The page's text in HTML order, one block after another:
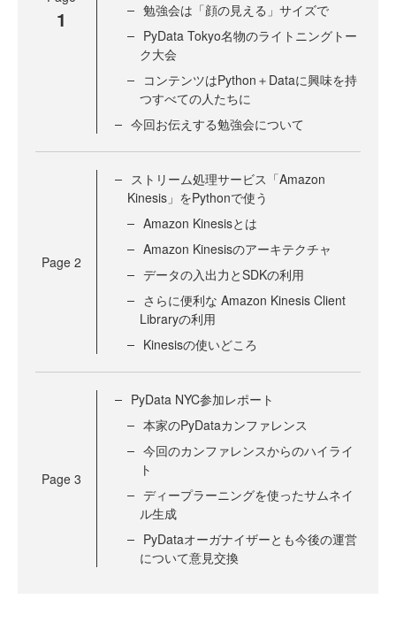
1
勉強会は「顔の見える」サイズで
PyData Tokyo名物のライトニングトー
ク大会
コンテンツはPython＋Dataに興味を持
つすべての人たちに
今回お伝えする勉強会について
Page 2
ストリーム処理サービス「Amazon
Kinesis」をPythonで使う
Amazon Kinesisとは
Amazon Kinesisのアーキテクチャ
データの入出力とSDKの利用
さらに便利な Amazon Kinesis Client
Libraryの利用
Kinesisの使いどころ
Page 3
PyData NYC参加レポート
本家のPyDataカンファレンス
今回のカンファレンスからのハイライ
ト
ディープラーニングを使ったサムネイ
ル生成
PyDataオーガナイザーとも今後の運営
について意見交換